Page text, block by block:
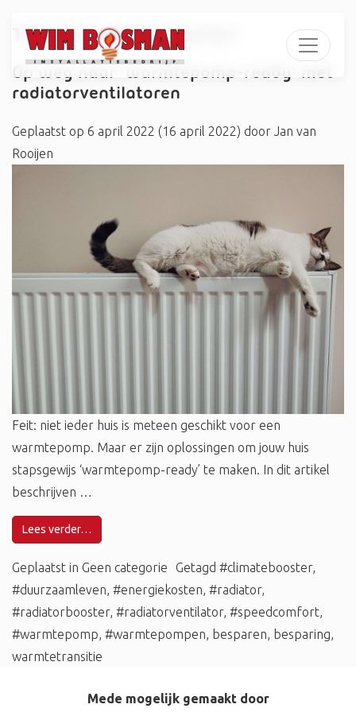
Tag:#climatebooster
Op weg naar ‘warmtepomp-ready’ met
radiatorventilatoren
Geplaatst op 6 april 2022 (16 april 2022) door Jan van
Rooijen
Feit: niet ieder huis is meteen geschikt voor een
warmtepomp. Maar er zijn oplossingen om jouw huis
stapsgewijs ‘warmtepomp-ready’ te maken. In dit artikel
beschrijven …
Lees verder…
Geplaatst in Geen categorie Getagd #climatebooster,
#duurzaamleven, #energiekosten, #radiator,
#radiatorbooster, #radiatorventilator, #speedcomfort,
#warmtepomp, #warmtepompen, besparen, besparing,
warmtetransitie
Mede mogelijk gemaakt door